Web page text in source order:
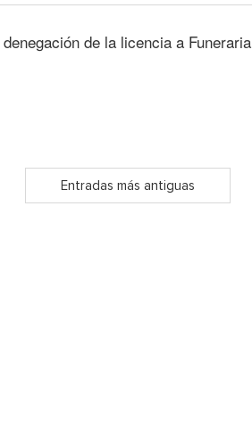
de la licencia a Funeraria
Entradas más antiguas